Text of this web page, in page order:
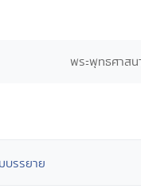
พระพุทธศาสน
บรรยาย